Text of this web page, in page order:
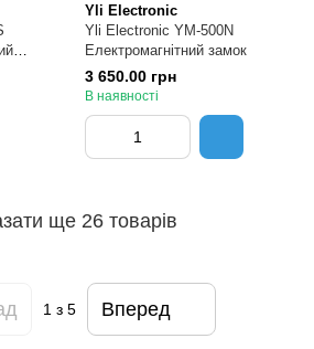
Yli Electronic
Yli Electronic YM-500N
Електромагнітний замок
3 650.00 грн
В наявності
ще 26 товарів
1 з 5 Вперед